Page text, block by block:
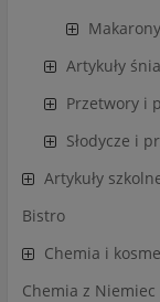
Artykuły
Przetwory i
Słodycze i
Artykuły
Bistro
Chemia i
Chemia z Niemiec